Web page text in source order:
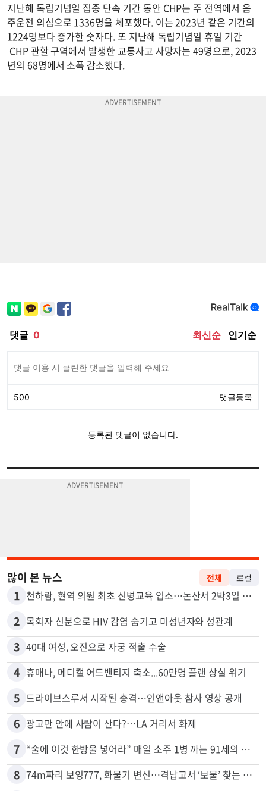
지난해 독립기념일 집중 단속 기간 동안 CHP는 주 전역에서 음
주운전 의심으로 1336명을 체포했다. 이는 2023년 같은 기간의
1224명보다 증가한 숫자다. 또 지난해 독립기념일 휴일 기간
CHP 관할 구역에서 발생한 교통사고 사망자는 49명으로, 2023
년의 68명에서 소폭 감소했다.
많이 본 뉴스 전체 로컬
1 천하람, 현역 의원 최초 신병교육 입소…논산서 2박3일 생활
2 목회자 신분으로 HIV 감염 숨기고 미성년자와 성관계
3 40대 여성, 오진으로 자궁 적출 수술
4 휴매나, 메디캘 어드밴티지 축소...60만명 플랜 상실 위기
5 드라이브스루서 시작된 총격…인앤아웃 참사 영상 공개
6 광고판 안에 사람이 산다?…LA 거리서 화제
7 “술에 이것 한방울 넣어라” 매일 소주 1병 까는 91세의 철칙
8 74m짜리 보잉777, 화물기 변신…격납고서 ‘보물’ 찾는 인천공항